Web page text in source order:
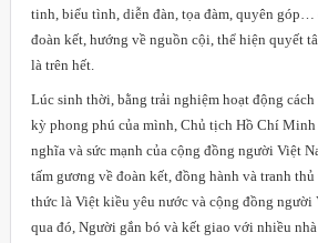
tinh, biểu tình, diễn đàn, tọa đàm, quyên
đoàn kết, hướng về nguồn cội, thể hiện quyết
là trên hết.
Lúc sinh thời, bằng trải nghiệm hoạt động
kỳ phong phú của mình, Chủ tịch Hồ Chí Minh
nghĩa và sức mạnh của cộng đồng người Việt
tấm gương về đoàn kết, đồng hành và tranh
thức là Việt kiều yêu nước và cộng đồng người
qua đó, Người gắn bó và kết giao với nhiều